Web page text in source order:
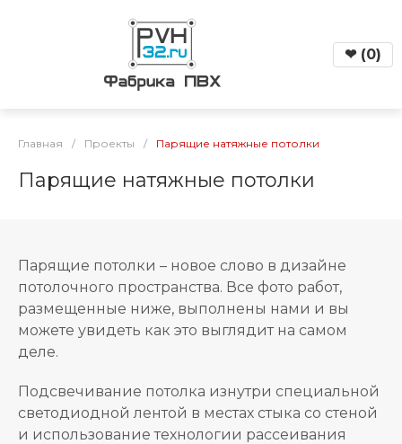
❤ (0)
Главная / Проекты / Парящие натяжные потолки
Парящие натяжные потолки
Парящие потолки – новое слово в дизайне
потолочного пространства. Все фото работ,
размещенные ниже, выполнены нами и вы
можете увидеть как это выглядит на самом
деле.
Подсвечивание потолка изнутри специальной
светодиодной лентой в местах стыка со стеной
и использование технологии рассеивания